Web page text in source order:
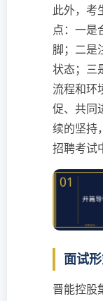
此外，考
点：一是
脚；二是
状态；三
流程和环
促、共同
续的坚持
招聘考试
面试
晋能控股